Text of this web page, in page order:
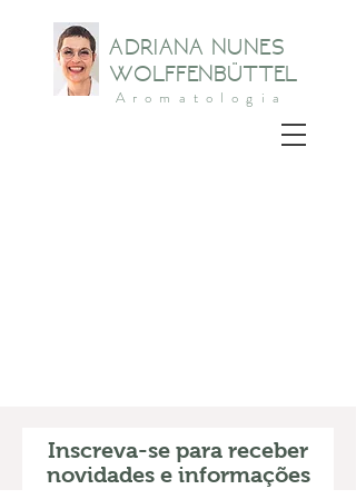
ADRIANA NUNES
WOLFFENBÜTTEL
Aromatologia
Inscreva-se para receber
novidades e informações